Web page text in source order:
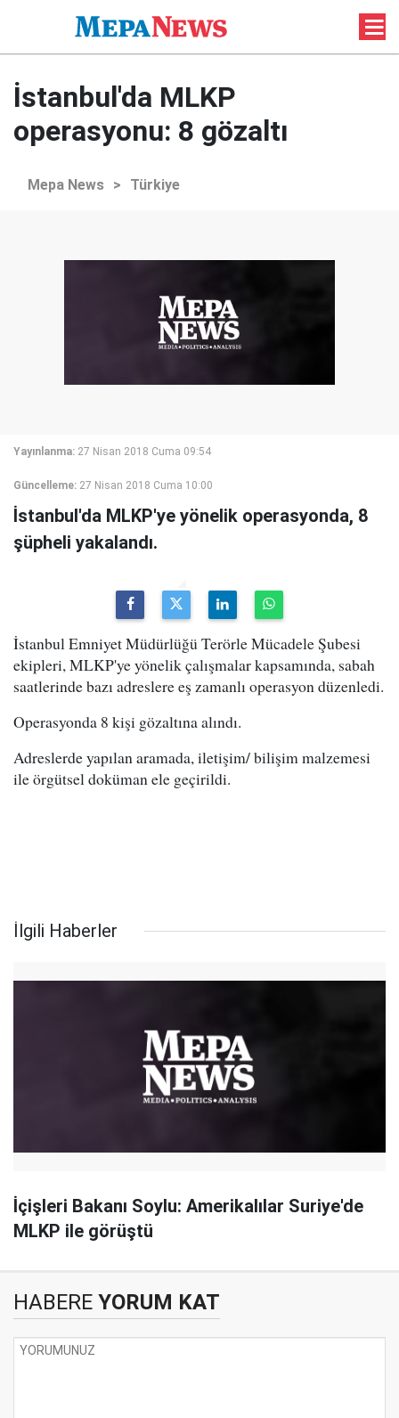
İstanbul'da MLKP
operasyonu: 8 gözaltı
Mepa News > Türkiye
Yayınlanma: 27 Nisan 2018 Cuma 09:54
Güncelleme: 27 Nisan 2018 Cuma 10:00
İstanbul'da MLKP'ye yönelik operasyonda, 8
şüpheli yakalandı.
İstanbul Emniyet Müdürlüğü Terörle Mücadele Şubesi
ekipleri, MLKP'ye yönelik çalışmalar kapsamında, sabah
saatlerinde bazı adreslere eş zamanlı operasyon düzenledi.
Operasyonda 8 kişi gözaltına alındı.
Adreslerde yapılan aramada, iletişim/ bilişim malzemesi
ile örgütsel doküman ele geçirildi.
İlgili Haberler
İçişleri Bakanı Soylu: Amerikalılar Suriye'de
MLKP ile görüştü
HABERE YORUM KAT